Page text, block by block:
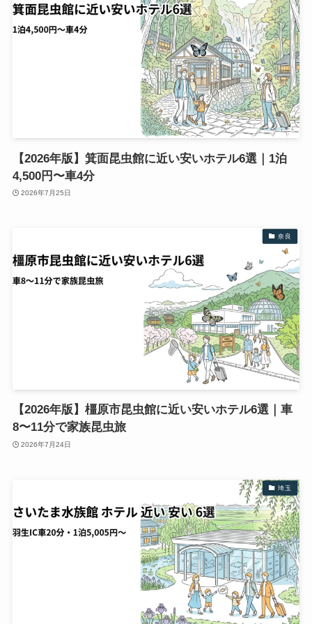
【2026年版】箕面昆虫館に近い安いホテル6選｜1泊
4,500円〜車4分
2026年7月25日
奈良
【2026年版】橿原市昆虫館に近い安いホテル6選｜車
8〜11分で家族昆虫旅
2026年7月24日
埼玉